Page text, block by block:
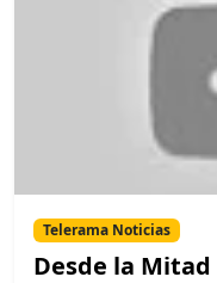
Telerama Noticias
Desde la Mitad